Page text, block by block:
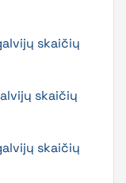
skaičių
skaičių
skaičių